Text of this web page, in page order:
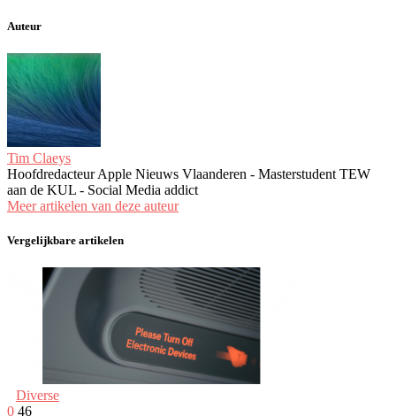
Auteur
Tim Claeys
Hoofdredacteur Apple Nieuws Vlaanderen - Masterstudent TEW
aan de KUL - Social Media addict
Meer artikelen van deze auteur
Vergelijkbare artikelen
Diverse
0 46